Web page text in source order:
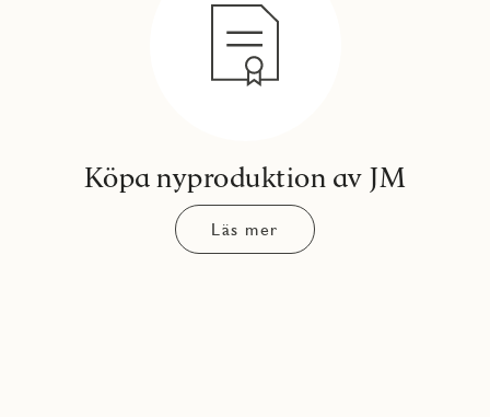
Köpa nyproduktion av JM
Läs mer